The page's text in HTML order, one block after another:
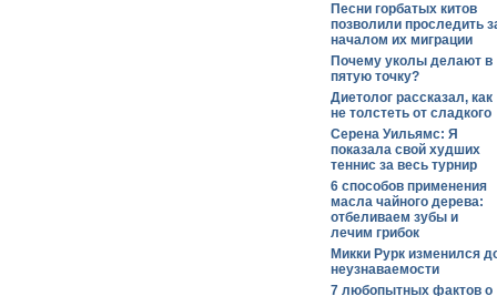
Песни горбатых китов
позволили проследить
началом их миграции
Почему уколы делают в
пятую точку?
Диетолог рассказал, как
не толстеть от сладкого
Серена Уильямс: Я
показала свой худших
теннис за весь турнир
6 способов применения
масла чайного дерева:
отбеливаем зубы и
лечим грибок
Микки Рурк изменился
неузнаваемости
7 любопытных фактов о